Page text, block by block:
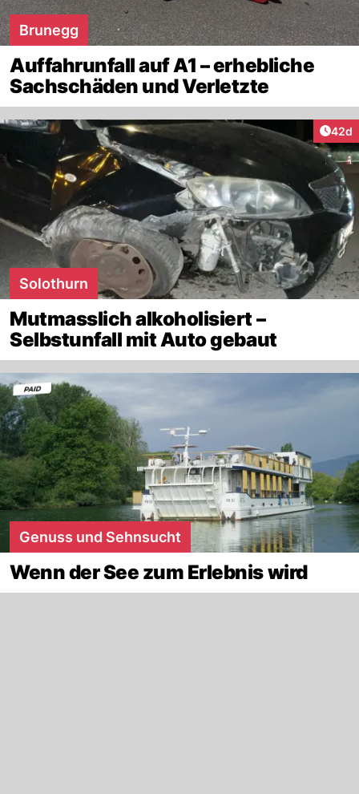
Brunegg
Auffahrunfall auf A1 – erhebliche
Sachschäden und Verletzte
42d
Solothurn
Mutmasslich alkoholisiert –
Selbstunfall mit Auto gebaut
Genuss und Sehnsucht
Wenn der See zum Erlebnis wird